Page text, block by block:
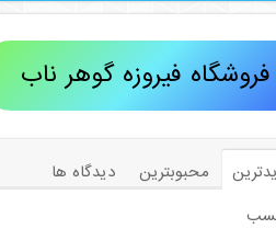
فروشگاه فیروزه گوهر ناب
محبوبترین
دیدگاه ها